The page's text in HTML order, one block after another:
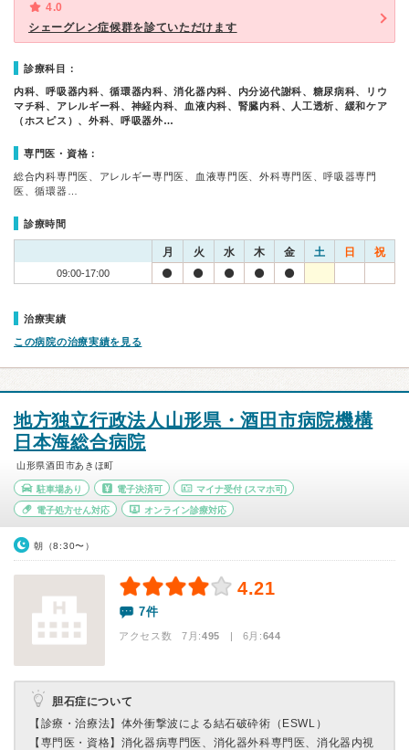
4.0
シェーグレン症候群を診ていただけます
診療科目：
内科、呼吸器内科、循環器内科、消化器内科、内分泌代謝科、糖尿病科、リウ
マチ科、アレルギー科、神経内科、血液内科、腎臓内科、人工透析、緩和ケア
（ホスピス）、外科、呼吸器外…
専門医・資格：
総合内科専門医、アレルギー専門医、血液専門医、外科専門医、呼吸器専門
医、循環器…
診療時間
月 火 水 木 金 土 日 祝
09:00-17:00
治療実績
この病院の治療実績を見る
地方独立行政法人山形県・酒田市病院機構
日本海総合病院
山形県酒田市あきほ町
駐車場あり 電子決済可 マイナ受付 (スマホ可)
電子処方せん対応 オンライン診療対応
朝（8:30〜）
4.21
7件
アクセス数 7月:495 | 6月:644
胆石症について
【診療・治療法】 体外衝撃波による結石破砕術（ESWL）
【専門医・資格】 消化器病専門医、消化器外科専門医、消化器内視